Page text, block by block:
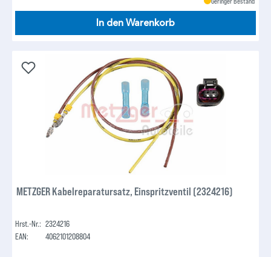
In den Warenkorb
METZGER Kabelreparatursatz, Einspritzventil (2324216)
Hrst.-Nr.: 2324216
EAN:
4062101208804